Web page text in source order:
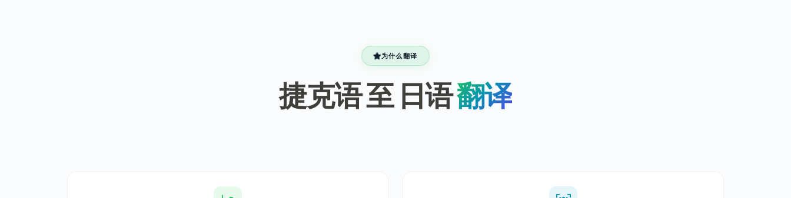
为什么翻译
捷克语 至 日语翻译